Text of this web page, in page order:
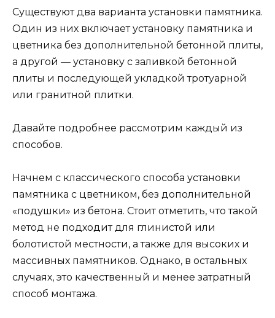
Существуют два варианта установки памятника.
Один из них включает установку памятника и
цветника без дополнительной бетонной плиты,
а другой — установку с заливкой бетонной
плиты и последующей укладкой тротуарной
или гранитной плитки.
Давайте подробнее рассмотрим каждый из
способов.
Начнем с классического способа установки
памятника с цветником, без дополнительной
«подушки» из бетона. Стоит отметить, что такой
метод не подходит для глинистой или
болотистой местности, а также для высоких и
массивных памятников. Однако, в остальных
случаях, это качественный и менее затратный
способ монтажа.